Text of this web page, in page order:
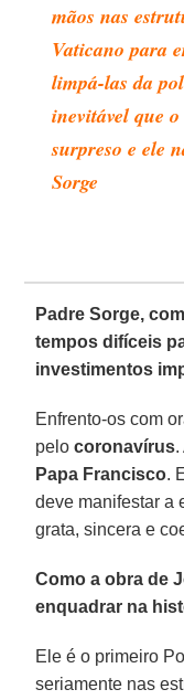
mãos nas
Vaticano para
limpá-las da
inevitável que
surpreso e ele
Sorge
Padre Sorge,
tempos difíceis
investimentos
Enfrento-os com
pelocoronavírus.
Papa Francisco.
deve manifestar a
grata, sincera e
Como a obra de
enquadrar na
Ele é o primeiro
seriamente nas